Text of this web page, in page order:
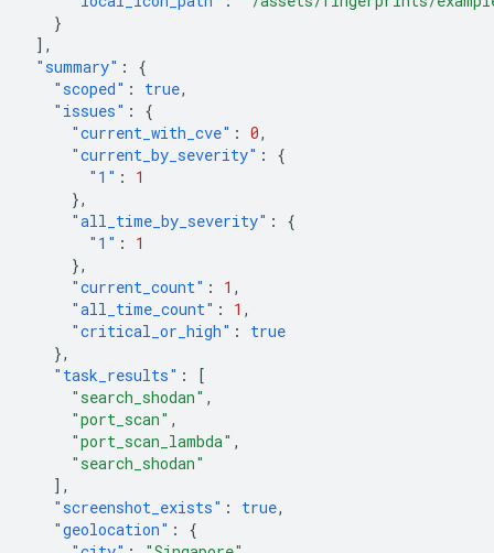
}
],
"summary" :
{
"scoped" : true,
"issues" :
{
"current_with_cve" : 0,
"current_by_severity" :
{
"1" :
1
},
"all_time_by_severity" :
{
"1" :
1
},
"current_count" : 1 ,
"all_time_count" : 1 ,
"critical_or_high" :
true
},
"task_results" :
[
"search_shodan" ,
"port_scan" ,
"port_scan_lambda" ,
"search_shodan"
],
"screenshot_exists" : true,
"geolocation" :
{